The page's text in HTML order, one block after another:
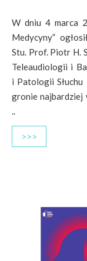
W dniu 4 marca
Medycyny”
Stu. Prof. Piotr H.
Teleaudiologii i
i Patologii Słuchu
gronie najbardziej
..
>>>